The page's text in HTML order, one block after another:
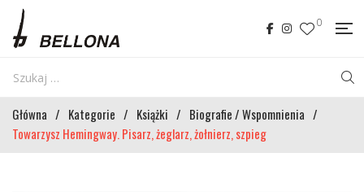
0
Główna / Kategorie / Książki / Biografie / Wspomnienia /
Towarzysz Hemingway. Pisarz, żeglarz, żołnierz, szpieg